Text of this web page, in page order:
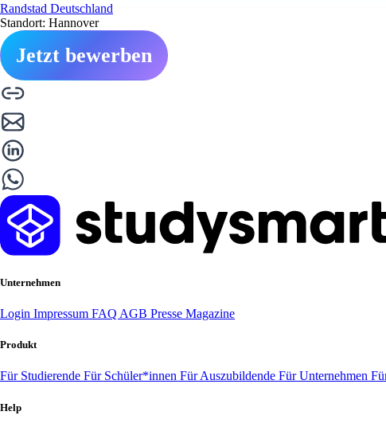
Randstad Deutschland
Standort: Hannover
Jetzt bewerben
Unternehmen
Login Impressum FAQ AGB Presse Magazine
Produkt
Für Studierende Für Schüler*innen Für Auszubildende Für Unternehmen
Help